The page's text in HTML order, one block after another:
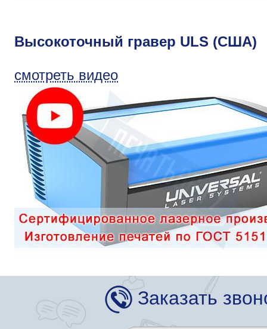
Высокоточный гравер ULS (США)
смотреть видео
Заказать